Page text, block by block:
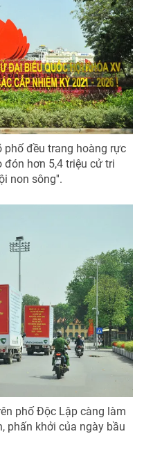
lòng Việt
mình bằng AI
Việt Nam
điện tử số 483/GP-BTTTT
355 932
phố đều trang hoàng rực
đón hơn 5,4 triệu cử tri
non sông''.
phố Độc Lập càng làm
phấn khởi của ngày bầu